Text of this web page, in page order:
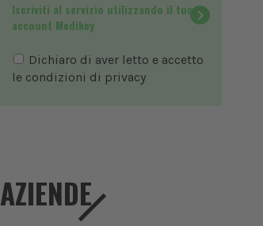
Iscriviti al servizio utilizzando il tuo
account Medikey
Dichiaro di aver letto e accetto
le condizioni di privacy
AZIENDE